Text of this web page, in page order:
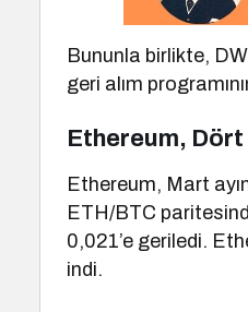
Bununla birlikte,
geri alım
Ethereum, Dört
Ethereum, Mart
ETH/BTC
0,021’e geriledi.
indi.